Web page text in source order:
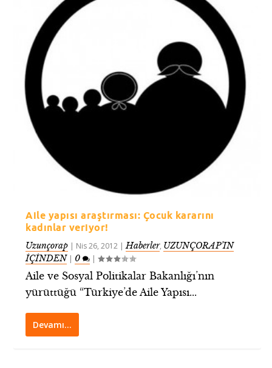
Aile yapısı araştırması: Çocuk kararını
kadınlar veriyor!
Uzunçorap | Nis 26, 2012 |Haberler, UZUNÇORAP’IN
İÇİNDEN| 0 |
Aile ve Sosyal Politikalar Bakanlığı’nın
yürüttüğü “Türkiye’de Aile Yapısı...
Devamı…